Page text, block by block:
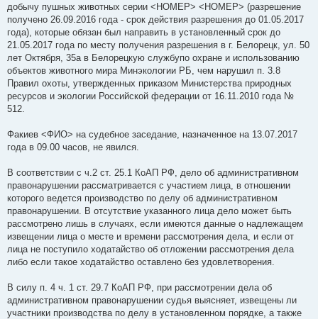
добычу пушных животных серии <НОМЕР> <НОМЕР> (разрешение
получено 26.09.2016 года - срок действия разрешения до 01.05.2017
года), которые обязан был направить в установленный срок до
21.05.2017 года по месту получения разрешения в г. Белорецк, ул. 50
лет Октября, 35а в Белорецкую службупо охране и использованию
объектов животного мира Минэкологии РБ, чем нарушил п. 3.8
Правил охоты, утвержденных приказом Министерства природных
ресурсов и экологии Российской федерации от 16.11.2010 года №
512.
Факиев <ФИО> на судебное заседание, назначенное на 13.07.2017
года в 09.00 часов, не явился.
В соответствии с ч.2 ст. 25.1 КоАП РФ, дело об административном
правонарушении рассматривается с участием лица, в отношении
которого ведется производство по делу об административном
правонарушении. В отсутствие указанного лица дело может быть
рассмотрено лишь в случаях, если имеются данные о надлежащем
извещении лица о месте и времени рассмотрения дела, и если от
лица не поступило ходатайство об отложении рассмотрения дела
либо если такое ходатайство оставлено без удовлетворения.
В силу п. 4 ч. 1 ст. 29.7 КоАП РФ, при рассмотрении дела об
административном правонарушении судья выясняет, извещены ли
участники производства по делу в установленном порядке, а также